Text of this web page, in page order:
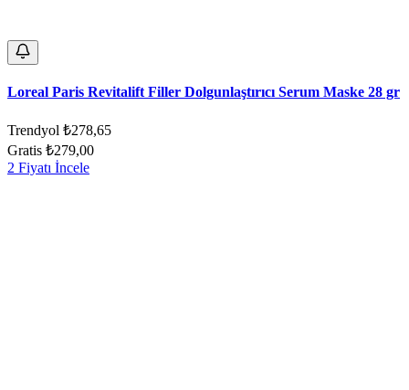
Loreal Paris Revitalift Filler Dolgunlaştırıcı Serum Maske 28 gr
Trendyol ₺278,65
Gratis ₺279,00
2 Fiyatı İncele